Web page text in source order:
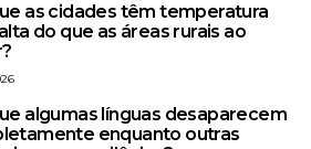
as cidades têm temperatura
do que as áreas rurais ao
algumas línguas desaparecem
enquanto outras